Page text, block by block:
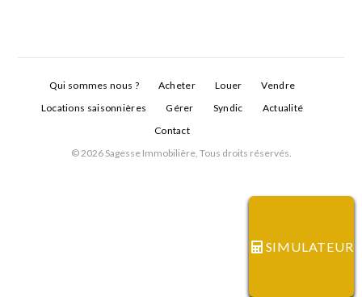
Qui sommes nous ? Acheter Louer
Vendre
Locations saisonnières
Gérer Syndic
Actualité
Contact
© 2026 Sagesse Immobilière, Tous droits réservés.
SIMULATEUR
Connexion